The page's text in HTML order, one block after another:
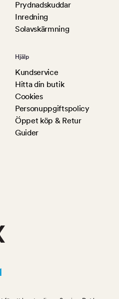
Prydnadskuddar
Inredning
Solavskärmning
Hjälp
Kundservice
Hitta din butik
Cookies
Personuppgiftspolicy
Öppet köp & Retur
Guider